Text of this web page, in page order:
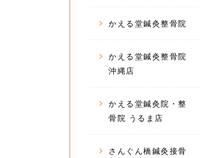
かえる堂鍼灸整骨院
かえる堂鍼灸整骨院
沖縄店
かえる堂鍼灸院・整
骨院 うるま店
さんぐん橋鍼灸接骨